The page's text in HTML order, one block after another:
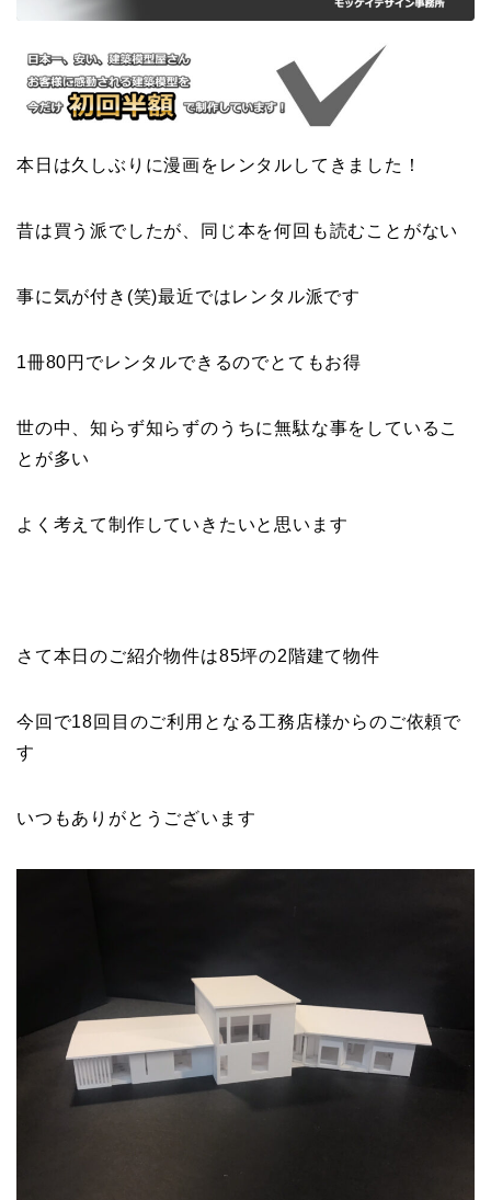
本日は久しぶりに漫画をレンタルしてきました！
昔は買う派でしたが、同じ本を何回も読むことがない
事に気が付き(笑)最近ではレンタル派です
1冊80円でレンタルできるのでとてもお得
世の中、知らず知らずのうちに無駄な事をしているこ
とが多い
よく考えて制作していきたいと思います
さて本日のご紹介物件は85坪の2階建て物件
今回で18回目のご利用となる工務店様からのご依頼で
す
いつもありがとうございます